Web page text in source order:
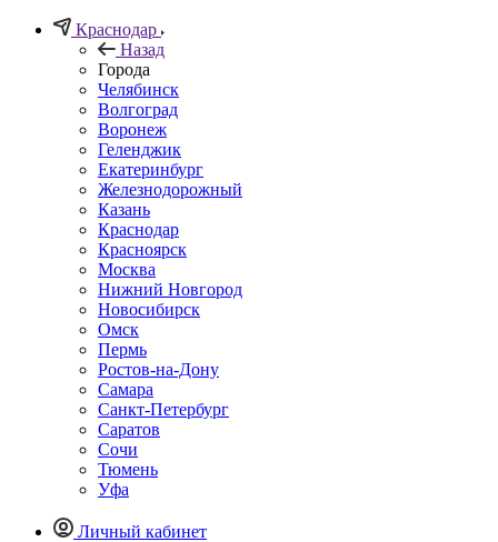
Краснодар
Назад
Города
Челябинск
Волгоград
Воронеж
Геленджик
Екатеринбург
Железнодорожный
Казань
Краснодар
Красноярск
Москва
Нижний Новгород
Новосибирск
Омск
Пермь
Ростов-на-Дону
Самара
Санкт-Петербург
Саратов
Сочи
Тюмень
Уфа
Личный кабинет